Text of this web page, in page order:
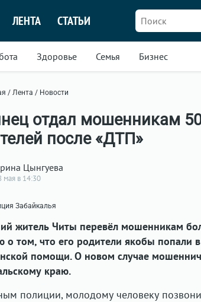
ЛЕНТА СТАТЬИ
Здоровье Семья Бизнес
/ Лента / Новости
отдал мошенникам
после «ДТП»
Цынгуева
мая в 14:30
Забайкалья
житель Читы перевёл мошенникам
о том, что его родители якобы попали
помощи. О новом случае
краю.
полиции, молодому человеку